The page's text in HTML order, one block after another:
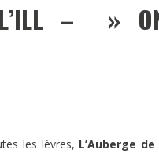
L’ILL – »
les lèvres, L’Auberge de